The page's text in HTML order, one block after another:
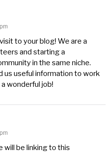
to your blog! We are a
and starting a
in the same niche.
us useful information to work
wonderful job!
will be linking to this